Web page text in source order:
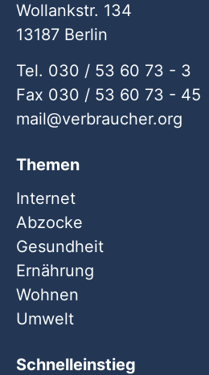
Wollankstr. 134
13187 Berlin
Tel. 030 / 53 60 73 - 3
Fax 030 / 53 60 73 - 45
mail
verbraucher org
Themen
Internet
Abzocke
Gesundheit
Ernährung
Wohnen
Umwelt
Schnelleinstieg